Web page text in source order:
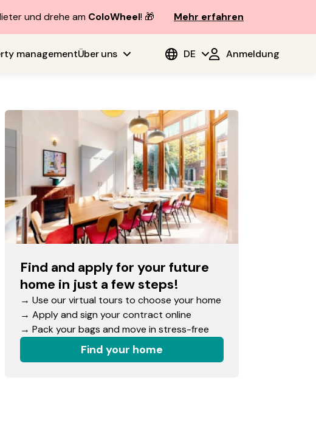
und drehe am ColoWheel! 🎁 Mehr erfahren
managementÜber uns DE Anmeldung
Find and apply for your future
home in just a few steps!
→ Use our virtual tours to choose your home
→ Apply and sign your contract online
→ Pack your bags and move in stress-free
Find your home